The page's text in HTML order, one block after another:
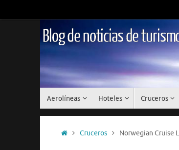
al
Blog de noticias de
Aerolíneas Hoteles Cruceros
InicioCruceros Norwegian Cruise